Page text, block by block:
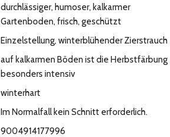
durchlässiger, humoser, kalkarmer
Gartenboden, frisch, geschützt
Einzelstellung, winterblühender Zierstrauch
auf kalkarmen Böden ist die Herbstfärbung
besonders intensiv
winterhart
Im Normalfall kein Schnitt erforderlich.
9004914177996